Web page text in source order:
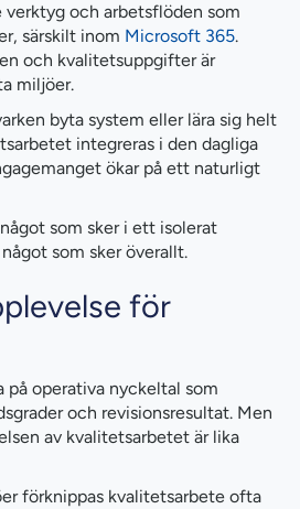
och arbetsflöden som
särskilt inom Microsoft 365.
och kvalitetsuppgifter är
miljöer.
byta system eller lära sig helt
integreras i den dagliga
ökar på ett naturligt
som sker i ett isolerat
som sker överallt.
för
på operativa nyckeltal som
och revisionsresultat. Men
av kvalitetsarbetet är lika
förknippas kvalitetsarbete ofta